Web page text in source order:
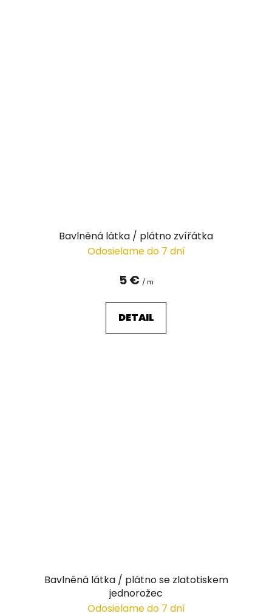
Bavlněná látka / plátno zvířátka
Odosielame do 7 dní
5 € / m
DETAIL
Bavlněná látka / plátno se zlatotiskem
jednorožec
Odosielame do 7 dní